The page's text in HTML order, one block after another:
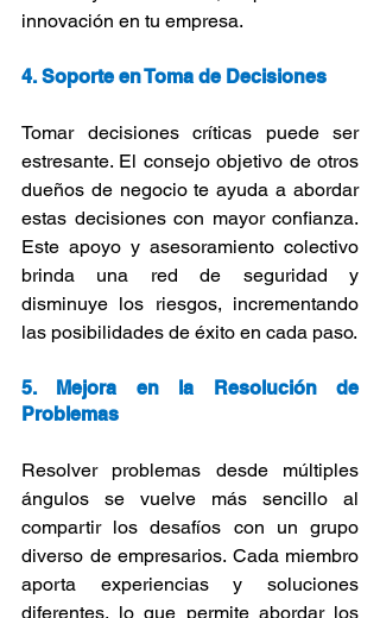
innovación en tu empresa.
4. Soporte en Toma de Decisiones
Tomar decisiones críticas puede ser
estresante. El consejo objetivo de otros
dueños de negocio te ayuda a abordar
estas decisiones con mayor confianza.
Este apoyo y asesoramiento colectivo
brinda una red de seguridad y
disminuye los riesgos, incrementando
las posibilidades de éxito en cada paso.
5. Mejora en la Resolución de
Problemas
Resolver problemas desde múltiples
ángulos se vuelve más sencillo al
compartir los desafíos con un grupo
diverso de empresarios. Cada miembro
aporta experiencias y soluciones
diferentes, lo que permite abordar los